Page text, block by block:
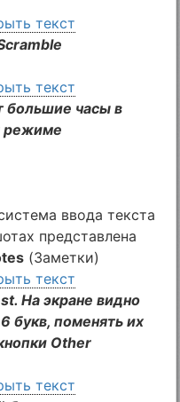
текст
текст
часы в
режиме
ввода текста
представлена
(Заметки)
текст
На экране видно
букв, поменять их
Other
текст